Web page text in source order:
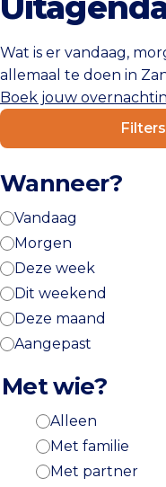
Wat is er vandaag,
allemaal te doen in
Boek jouw
Wanneer?
Vandaag
Morgen
Deze week
Dit weekend
Deze maand
Aangepast
Met wie?
Alleen
Met familie
Met partner